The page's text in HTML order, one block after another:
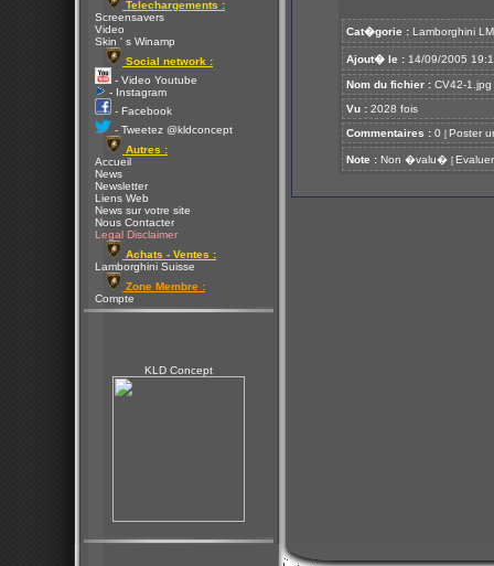
Telechargements :
Screensavers
Video
Skin ' s Winamp
Social network :
- Video Youtube
- Instagram
- Facebook
- Tweetez @kldconcept
Autres :
Accueil
News
Newsletter
Liens Web
News sur votre site
Nous Contacter
Legal Disclaimer
Achats - Ventes :
Lamborghini Suisse
Zone Membre :
Compte
KLD Concept
Cat�gorie : Lamborghini
Ajout� le : 14/09/2005
Nom du fichier : CV42-1.jpg
Vu : 2028 fois
Commentaires : 0 [ Poster
Note : Non �valu� [ Evaluer